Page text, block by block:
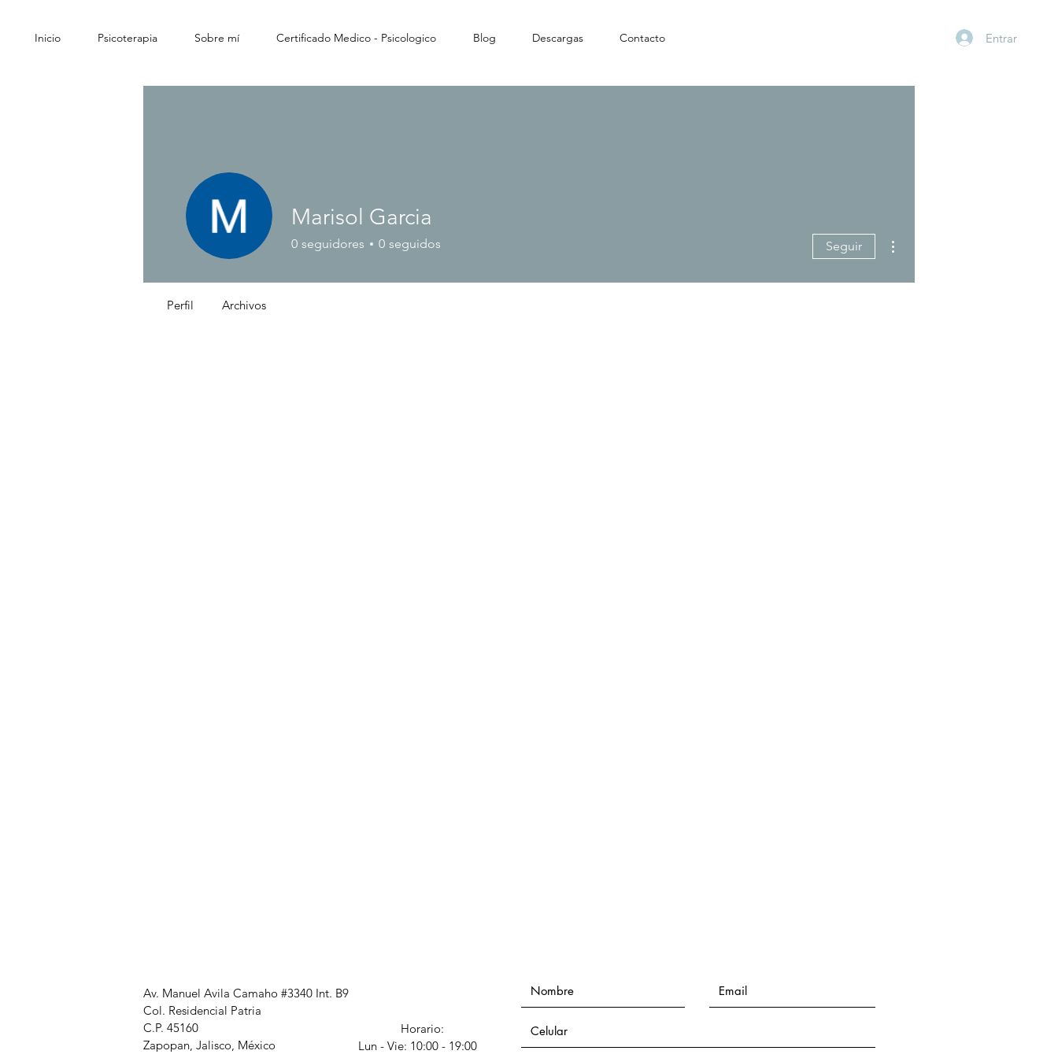
Inicio Psicoterapia Sobre mí Certificado Medico - Psicologico Blog Descargas Contacto Entrar
Marisol Garcia
0 seguidores 0 seguidos Seguir
Perfil Archivos
Av. Manuel Avila Camaho #3340 Int. B9
Col. Residencial Patria
C.P. 45160
Zapopan, Jalisco, México
Horario:
Lun - Vie: 10:00 - 19:00